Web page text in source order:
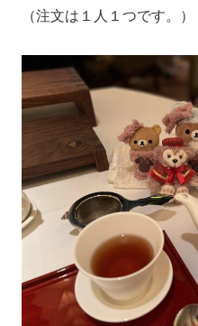
（注文は１人１つです。）